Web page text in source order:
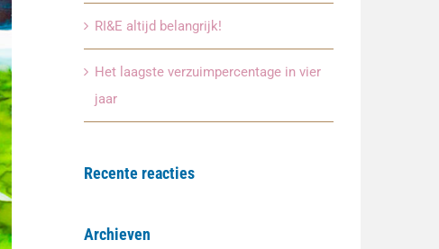
RI&E altijd belangrijk!
Het laagste verzuimpercentage in vier
jaar
Recente reacties
Archieven